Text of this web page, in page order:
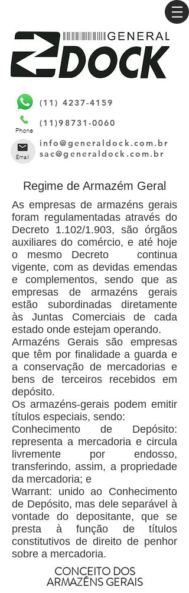
(11) 4237-4159
(11)98731-0060
info@generaldock.com.br
sac@generaldock.com.br
Regime de Armazém Geral
As empresas de armazéns gerais
foram regulamentadas através do
Decreto 1.102/1.903, são órgãos
auxiliares do comércio, e até hoje
o mesmo Decreto continua
vigente, com as devidas emendas
e complementos, sendo que as
empresas de armazéns gerais
estão subordinadas diretamente
às Juntas Comerciais de cada
estado onde estejam operando.
Armazéns Gerais são empresas
que têm por finalidade a guarda e
a conservação de mercadorias e
bens de terceiros recebidos em
depósito.
Os armazéns-gerais podem emitir
títulos especiais, sendo:
Conhecimento de Depósito:
representa a mercadoria e circula
livremente por endosso,
transferindo, assim, a propriedade
da mercadoria; e
Warrant: unido ao Conhecimento
de Depósito, mas dele separável à
vontade do depositante, que se
presta à função de títulos
constitutivos de direito de penhor
sobre a mercadoria.
CONCEITO DOS
ARMAZÉNS GERAIS